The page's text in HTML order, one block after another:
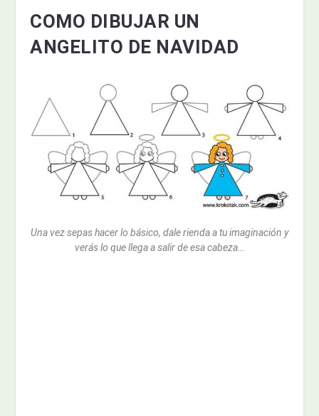
COMO DIBUJAR UN
ANGELITO DE NAVIDAD
Una vez sepas hacer lo básico, dale rienda a tu imaginación y
verás lo que llega a salir de esa cabeza…